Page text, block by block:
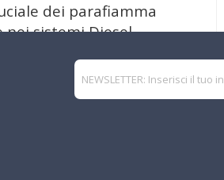
dei parafiamma
sistemi Diesel
Continua